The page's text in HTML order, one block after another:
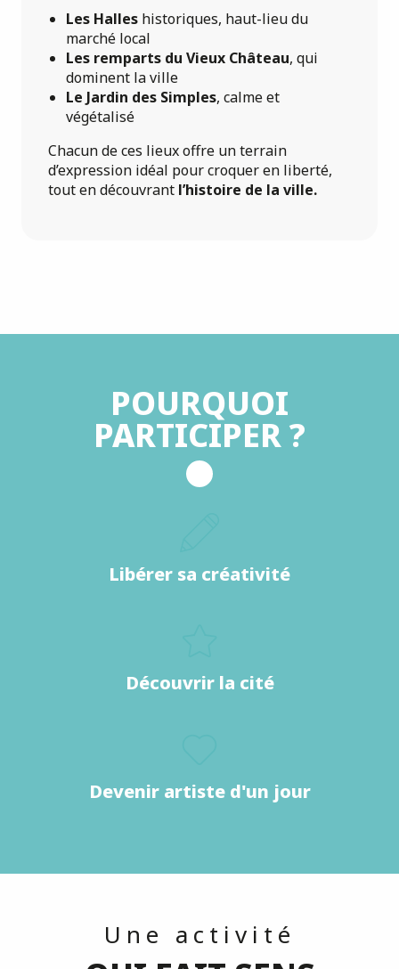
Les Halles historiques, haut-lieu du
marché local
Les remparts du Vieux Château, qui
dominent la ville
Le Jardin des Simples, calme et
végétalisé
Chacun de ces lieux offre un terrain
d’expression idéal pour croquer en liberté,
tout en découvrant l’histoire de la ville.
POURQUOI
PARTICIPER ?
Libérer sa créativité
Découvrir la cité
Devenir artiste d'un jour
Une activité